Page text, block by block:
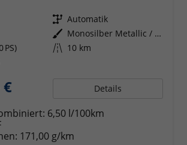
Getriebe Automatik
Außenfarbe
Monosilber Metallic / Energeticorange Metallic Dach Schwarz
PS) Kilometerstand 10 km
€ Details
6,50 l/100km
171,00 g/km